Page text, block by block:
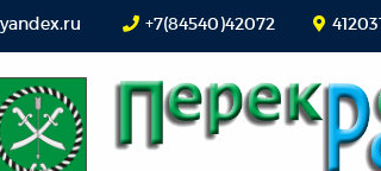
+7(84540)42072